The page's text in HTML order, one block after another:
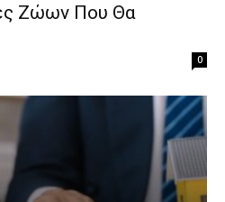
Ζώων Που Θα
0